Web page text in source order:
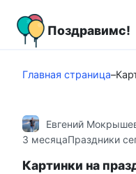
контенту
Поздравимс!
Главная страница–
Евгений
3 месяцаПраздники
Картинки на